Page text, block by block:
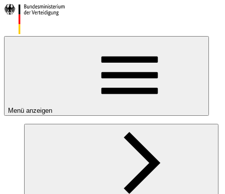
Menü anzeigen